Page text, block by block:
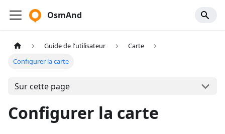
OsmAnd
Guide de l'utilisateur
Carte
Configurer la carte
Sur cette page
Configurer la carte